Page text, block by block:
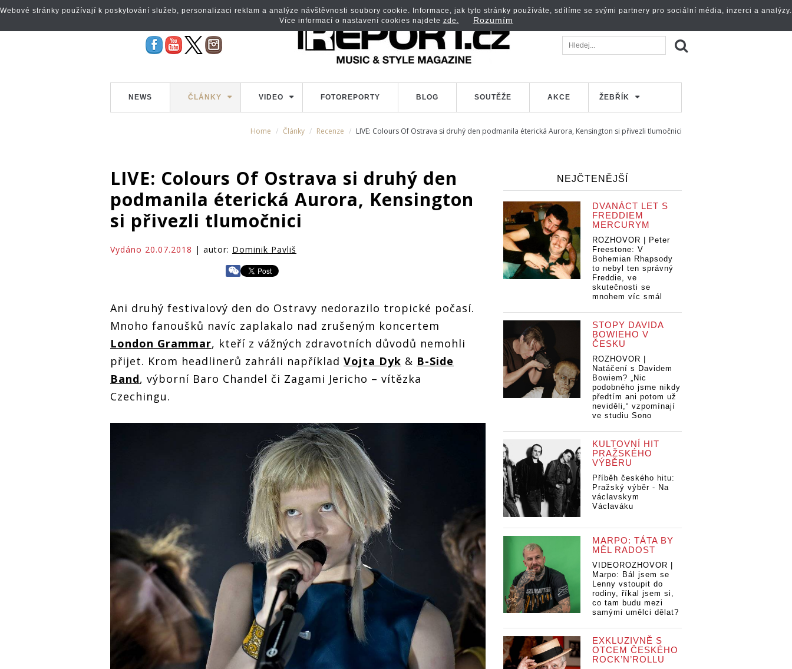
NEWS ČLÁNKY VIDEO FOTOREPORTY BLOG SOUTĚŽE AKCE ŽEBŘÍK
Home Články Recenze LIVE: Colours Of Ostrava si druhý den podmanila éterická Aurora, Kensington si přivezli tlumočnici
LIVE: Colours Of Ostrava si druhý den
podmanila éterická Aurora, Kensington
si přivezli tlumočnici
Vydáno 20.07.2018 | autor: Dominik Pavliš
Ani druhý festivalový den do Ostravy nedorazilo tropické počasí.
Mnoho fanoušků navíc zaplakalo nad zrušeným koncertem
London Grammar, kteří z vážných zdravotních důvodů nemohli
přijet. Krom headlinerů zahráli například Vojta Dyk & B-Side
Band, výborní Baro Chandel či Zagami Jericho – vítězka
Czechingu.
NEJČTENĚJŠÍ
DVANÁCT LET S
FREDDIEM
MERCURYM
ROZHOVOR | Peter
Freestone: V
Bohemian Rhapsody
to nebyl ten správný
Freddie, ve
skutečnosti se
mnohem víc smál
STOPY DAVIDA
BOWIEHO V
ČESKU
ROZHOVOR |
Natáčení s Davidem
Bowiem? „Nic
podobného jsme nikdy
předtím ani potom už
neviděli,“ vzpomínají
ve studiu Sono
KULTOVNÍ HIT
PRAŽSKÉHO
VÝBĚRU
Příběh českého hitu:
Pražský výběr - Na
václavskym
Václaváku
MARPO: TÁTA BY
MĚL RADOST
VIDEOROZHOVOR |
Marpo: Bál jsem se
Lenny vstoupit do
rodiny, říkal jsem si,
co tam budu mezi
samými umělci dělat?
EXKLUZIVNĚ S
OTCEM ČESKÉHO
ROCK’N’ROLLU
Webové stránky používají k poskytování služeb, personalizaci reklam a analýze návštěvnosti soubory cookie. Informace, jak tyto stránky používáte, sdílíme se svými partnery pro sociální média, inzerci a analýzy.
Více informací o nastavení cookies najdete zde. Rozumím